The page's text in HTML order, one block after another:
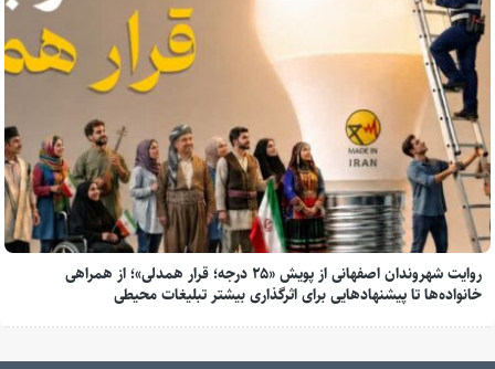
روایت شهروندان اصفهانی از پویش «۲۵ درجه؛ قرار همدلی»؛ از همراهی
خانواده‌ها تا پیشنهادهایی برای اثرگذاری بیشتر تبلیغات محیطی